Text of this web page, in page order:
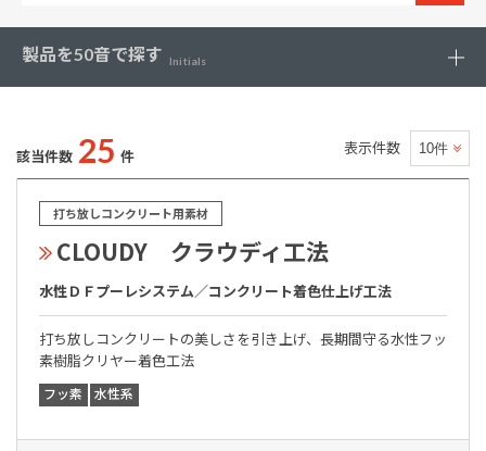
製品を50音で探す Initials
該当件数 25 件 表示件数
打ち放しコンクリート用素材
CLOUDY クラウディ工法
水性ＤＦプーレシステム／コンクリート着色仕上げ工法
打ち放しコンクリートの美しさを引き上げ、長期間守る水性フッ
素樹脂クリヤー着色工法
フッ素 水性系